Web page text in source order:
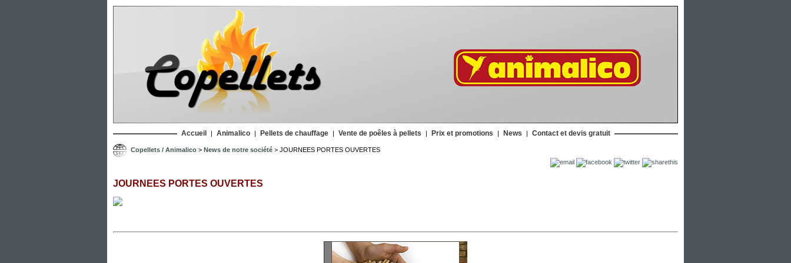
Accueil | Animalico | Pellets de chauffage | Vente de poêles à pellets | Prix et promotions | News | Contact et devis gratuit
Copellets / Animalico > News de notre société > JOURNEES PORTES OUVERTES
JOURNEES PORTES OUVERTES